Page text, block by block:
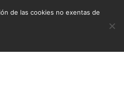
de las cookies no exentas de